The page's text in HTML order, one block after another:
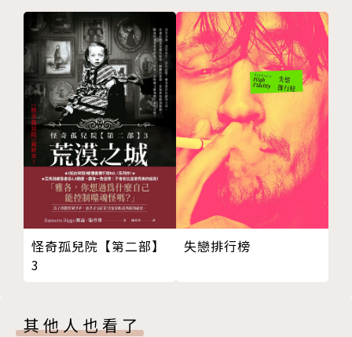
半世紀前引爆日本國民人手一本，戰時一度成禁書也擋
不住的熱潮
現代影視及動漫改編熱門題材，獵奇式娛樂作品的始祖
一讀上癮，再讀傾倒，要解此癮，唯有亂步！
獨步精選出版計畫，一解亂步癮頭｜
獨步精選六部選集重新編排、特邀日本的亂步研究者諸
岡卓真導讀、重量級大師中村明日美子繪製臺灣書封
（書後贈典藏書卡）。即將出版的精選包含：《陰
獸》、《人間椅子》、《孤島之鬼》、《D坂殺人事
件》及《帕諾拉馬島綺譚》。內容皆有詳實註解，不僅
助於了解大正及昭和日本，更能在亂步逝世50年後，
穿越時空間隔，重新完整體驗亂步世界。
本書特色
怪奇孤兒院【第二部】
3
失戀排行榜
其他人也看了